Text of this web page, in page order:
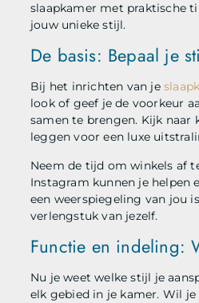
slaapkamer met praktische
jouw unieke stijl.
De basis: Bepaal je
Bij het inrichten van je
look of geef je de voorkeur
samen te brengen. Kijk naar
leggen voor een luxe
Neem de tijd om winkels af
Instagram kunnen je helpen
een weerspiegeling van jou
verlengstuk van jezelf.
Functie en indeling:
Nu je weet welke stijl je
elk gebied in je kamer. Wil